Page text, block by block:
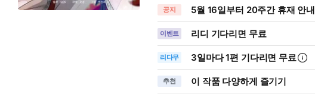
공지 5월 16일부터 20주간 휴재 안내
이벤트 리디 기다리면 무료
리다무 3일마다1편 기다리면 무료
추천 이 작품 다양하게 즐기기